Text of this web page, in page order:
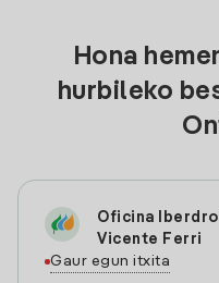
Hona
hurbileko
Oficina
Vicente Ferri
Gaur egun itxita